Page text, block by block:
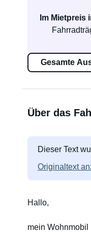
Im Mietpreis
Gesamte
Über das
Dieser Text
Originaltext
Hallo,
mein Wohnmobil